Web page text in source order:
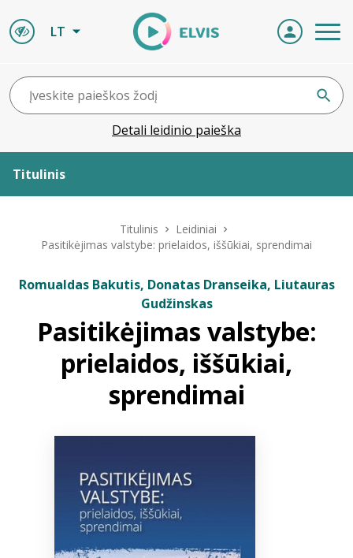
LT
Detali leidinio paieška
Titulinis
Titulinis
Leidiniai
Pasitikėjimas valstybe: prielaidos, iššūkiai, sprendimai
Romualdas Bakutis, Donatas Dranseika, Liutauras
Gudžinskas
Pasitikėjimas valstybe:
prielaidos, iššūkiai,
sprendimai